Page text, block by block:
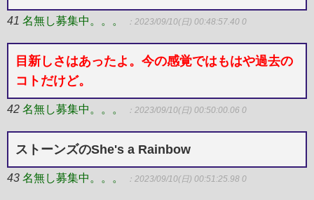
41 名無し募集中。。。 ：2023/09/10(日) 00:48:57.40 0
目新しさはあったよ。今の感覚ではもはや過去の
コトだけど。
42 名無し募集中。。。 ：2023/09/10(日) 00:50:00.06 0
ストーンズのShe's a Rainbow
43 名無し募集中。。。 ：2023/09/10(日) 00:51:25.98 0